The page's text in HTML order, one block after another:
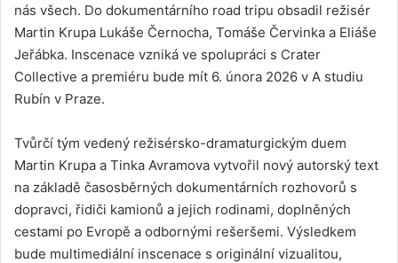
nás všech. Do dokumentárního road tripu obsadil režisér
Martin Krupa Lukáše Černocha, Tomáše Červinka a Eliáše
Jeřábka. Inscenace vzniká ve spolupráci s Crater
Collective a premiéru bude mít 6. února 2026 v A studiu
Rubín v Praze.
Tvůrčí tým vedený režisérsko-dramaturgickým duem
Martin Krupa a Tinka Avramova vytvořil nový autorský text
na základě časosběrných dokumentárních rozhovorů s
dopravci, řidiči kamionů a jejich rodinami, doplněných
cestami po Evropě a odbornými rešeršemi. Výsledkem
bude multimediální inscenace s originální vizualitou,